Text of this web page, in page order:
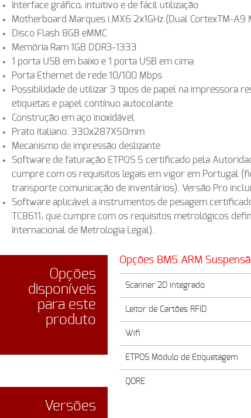
Interface gráfico, intuitivo e de fácil utilização
Motherboard Marques i.MX6 2x1GHz (Dual CortexTM-A9
Disco Flash 8GB eMMC
Memória Ram 1GB DDR3-1333
1 porta USB em baixo e 1 porta USB em cima
Porta Ethernet de rede 10/100 Mbps
Possibilidade de utilizar 3 tipos de papel na impressora
etiquetas e papel contínuo autocolante
Construção em aço inoxidável
Prato italiano: 330x287X50mm
Mecanismo de impressão deslizante
Software de faturação ETPOS 5 certificado pela
cumpre com os requisitos legais em vigor em Portugal
transporte comunicação de inventários). Versão Pro
Software aplicável a instrumentos de pesagem
TC8611, que cumpre com os requisitos metrológicos
Internacional de Metrologia Legal).
Opções
disponíveis
para este
produto
Opções BM5 ARM
Scanner 2D integrado
Leitor de Cartões RFID
Wifi
ETPOS Módulo de Etiquetagem
QORE
Versões